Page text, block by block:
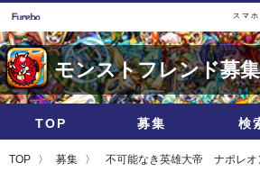
スマ
モンストフレンド募
TOP 募集 検
TOP 募集 不可能なき英雄大帝 ナポレオ